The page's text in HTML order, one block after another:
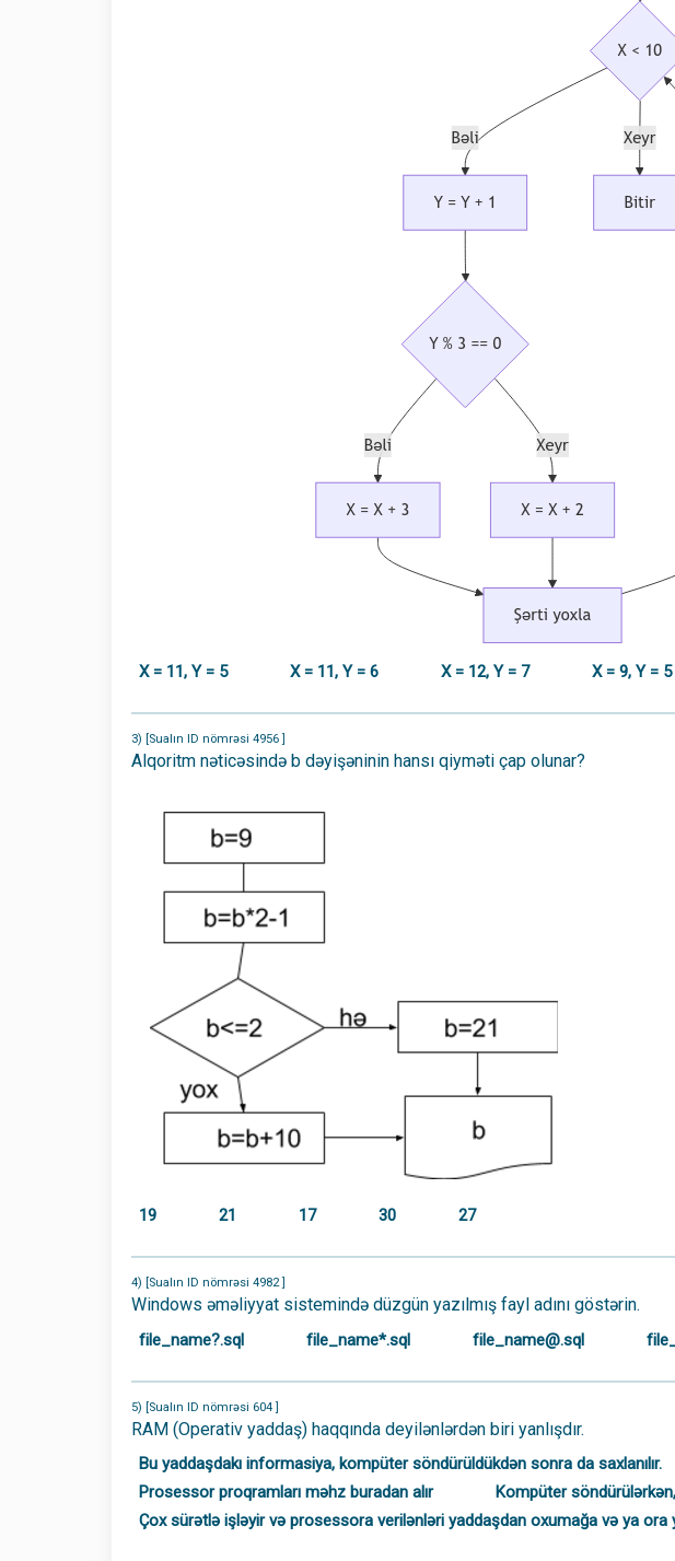
X = 11, Y = 5 X = 11, Y = 6 X = 12, Y = 7 X = 9, Y = 5
3) [Sualın ID nömrəsi 4956 ]
Alqoritm nəticəsində b dəyişəninin hansı qiyməti çap olunar?
19 21 17 30 27
4) [Sualın ID nömrəsi 4982 ]
Windows əməliyyat sistemində düzgün yazılmış fayl adını göstərin.
file_name?.sql file_name*.sql file_name@.sql
5) [Sualın ID nömrəsi 604 ]
RAM (Operativ yaddaş) haqqında deyilənlərdən biri yanlışdır.
Bu yaddaşdakı informasiya, kompüter söndürüldükdən sonra da saxlanılır.
Prosessor proqramları məhz buradan alır
Kompüter
Çox sürətlə işləyir və prosessora verilənləri yaddaşdan oxumağa və ya